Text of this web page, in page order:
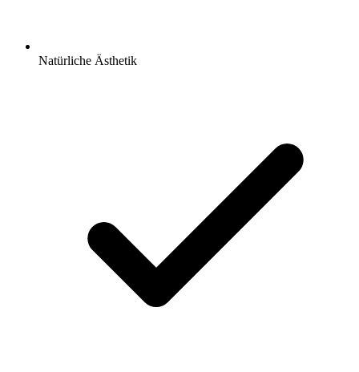
Natürliche Ästhetik